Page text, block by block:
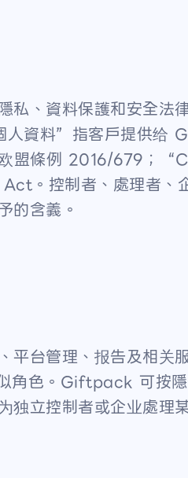
私、資料保護和安全
人資料”指客戶提供
盟條例 2016/679
控制者、處理者、企
的含義。
台管理、报告及相关
色。Giftpack 可按隱
立控制者或企业處理